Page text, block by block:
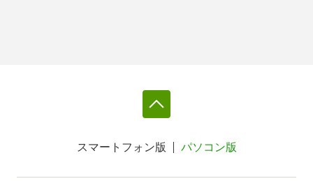
スマートフォン版 パソコン版